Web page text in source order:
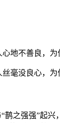
地不善良，为
毫没良心，为
之强强”起